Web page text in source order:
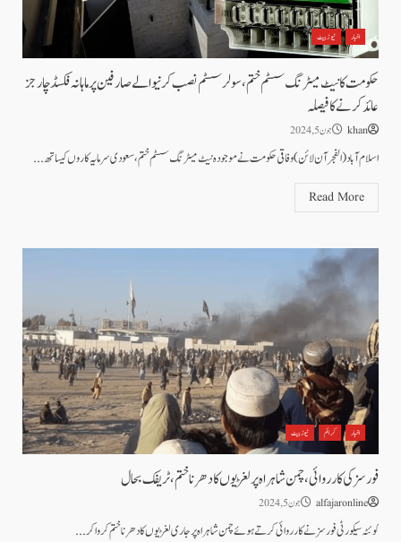
اخبار نیوز بیٹ
حکومت کا نیٹ میٹرنگ سسٹم ختم ،سولر سسٹم نصب کرنیوالے صارفین پر ماہانہ فکسڈ چارجز
عائد کرنے کا فیصلہ
khan جون 5, 2024
اسلام آباد (الفجرآن لائن) وفاقی حکومت نے موجودہ نیٹ میٹرنگ سسٹم ختم ، سعودی سرمایہ کاروں کیساتھ...
Read More
اخبار کرائم نیوز بیٹ
فورسز کی کارروائی، چمن شاہراہ پر لغڑیوں کا دھرنا ختم ،ٹریفک بحال
alfajaronline جون 5, 2024
کوئٹہ سیکورٹی فورسز نے کارروائی کرتے ہوئے چمن شاہراہ پر جاری لغڑیوں کا دھرنا ختم کروا کر...